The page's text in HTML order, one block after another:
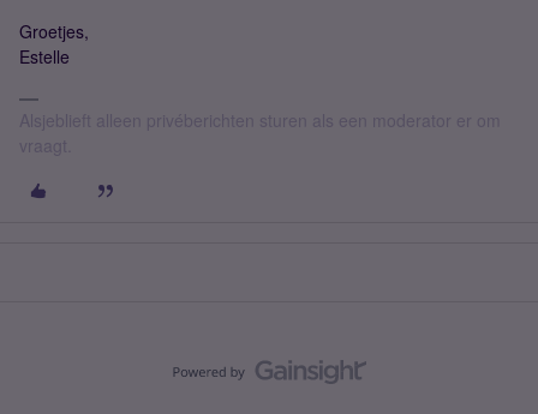
Groetjes,
Estelle
Alsjeblieft alleen privéberichten sturen als een moderator er om
vraagt.